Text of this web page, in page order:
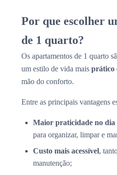
Por que escolher
de 1 quarto?
Os apartamentos de 1 quarto
um estilo de vida mais prático
mão do conforto.
Entre as principais vantagens
Maior praticidade no dia
para organizar, limpar e
Custo mais acessível,
manutenção;